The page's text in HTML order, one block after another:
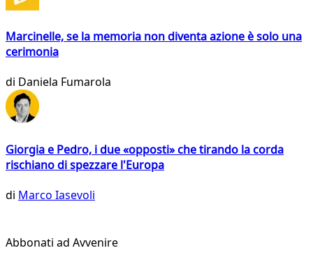
Marcinelle, se la memoria non diventa azione è solo una
cerimonia
di Daniela Fumarola
Giorgia e Pedro, i due «opposti» che tirando la corda
rischiano di spezzare l'Europa
di Marco Iasevoli
Abbonati ad Avvenire